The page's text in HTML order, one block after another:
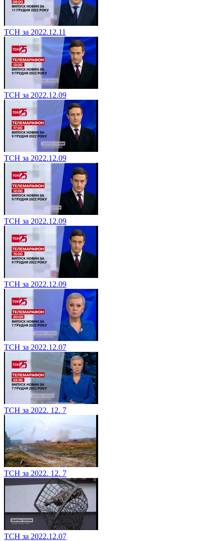
ТСН за 2022.12.11
ТСН за 2022.12.09
ТСН за 2022.12.09
ТСН за 2022.12.09
ТСН за 2022.12.09
ТСН за 2022.12.07
ТСН за 2022. 12. 7
ТСН за 2022. 12. 7
ТСН за 2022.12.07